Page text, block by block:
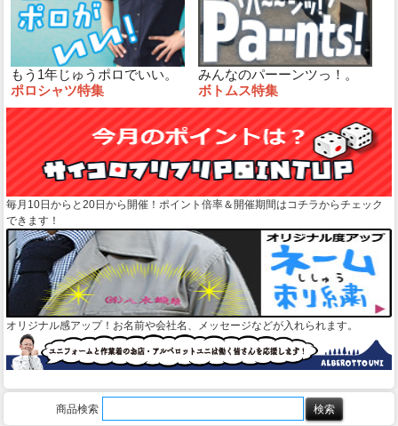
もう1年じゅうポロでいい。
ポロシャツ特集
みんなのパーーンツっ！。
ボトムス特集
毎月10日からと20日から開催！ポイント倍率＆開催期間はコチラからチェック
できます！
オリジナル感アップ！お名前や会社名、メッセージなどが入れられます。
商品検索